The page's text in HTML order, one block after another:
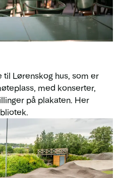
til Lørenskog hus, som er
med konserter,
på plakaten. Her